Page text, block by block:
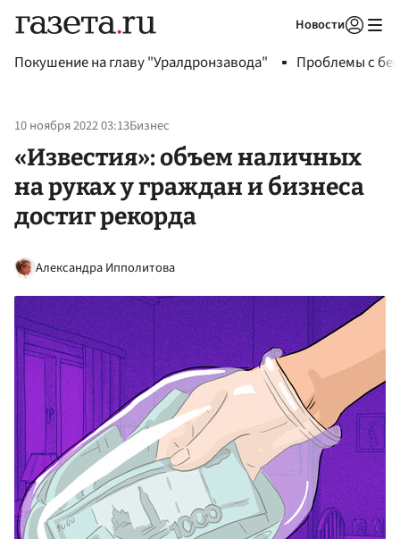
Новости
Покушение на главу "Уралдронзавода" Проблемы с
10 ноября 2022 03:13Бизнес
«Известия»: объем наличных
на руках у граждан и бизнеса
достиг рекорда
Александра Ипполитова